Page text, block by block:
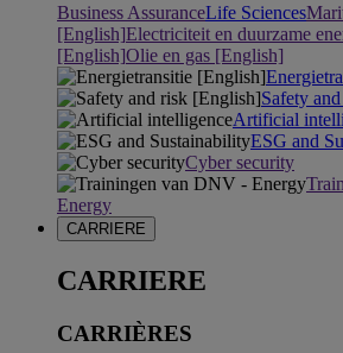
Business AssuranceLife Sciences
[English]Electriciteit en duurzame
[English]Olie en gas [English]
Safety
Artificial
ESG and
Cyber security
Energy
CARRIERE
CARRIERE
CARRIÈRES